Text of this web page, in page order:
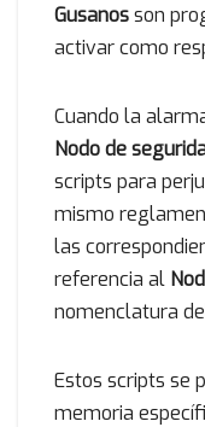
Gusanosson
activar como
Cuando la
Nodo de
scripts para
mismo
las
referencia al
nomenclatura
Estos scripts se
memoria